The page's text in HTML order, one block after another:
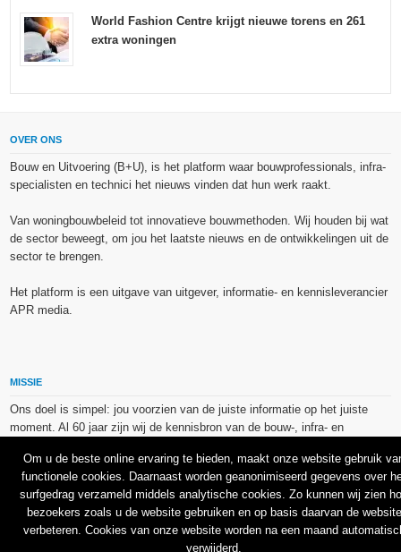
World Fashion Centre krijgt nieuwe torens en 261
extra woningen
OVER ONS
Bouw en Uitvoering (B+U), is het platform waar bouwprofessionals, infra-
specialisten en technici het nieuws vinden dat hun werk raakt.
Van woningbouwbeleid tot innovatieve bouwmethoden. Wij houden bij wat
de sector beweegt, om jou het laatste nieuws en de ontwikkelingen uit de
sector te brengen.
Het platform is een uitgave van uitgever, informatie- en kennisleverancier
APR media.
MISSIE
Ons doel is simpel: jou voorzien van de juiste informatie op het juiste
moment. Al 60 jaar zijn wij de kennisbron van de bouw-, infra- en
De op dit platform gebruikte afbeeldingen, illustraties en foto’s zijn ofwel
vrij van rechten verkregen via de bron van het betreffende bericht, of
binnen de aan APR media (groep) of BU media verschafte licentie(s) en
de daarmee verkregen rechten aangekocht bij Shutterstock en/of 123RF.
Om u de beste online ervaring te bieden, maakt onze website gebruik
functionele cookies. Daarnaast worden geanonimiseerd gegevens over
surfgedrag verzameld middels analytische cookies. Zo kunnen wij zien
bezoekers zoals u de website gebruiken en op basis daarvan de website
verbeteren. Cookies van onze website worden na een maand
verwijderd.